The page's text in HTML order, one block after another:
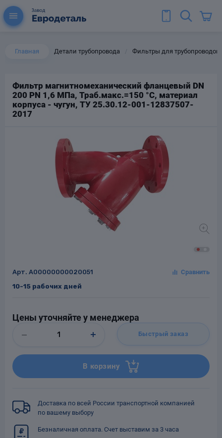
Главная Детали трубопровода Фильтры для трубопроводов
Фильтр магнитномеханический фланцевый DN
200 РN 1,6 МПа, Траб.макс.=150 °С, материал
корпуса - чугун, ТУ 25.30.12-001-12837507-
2017
Арт. A00000000020051
10-15 рабочих дней
Цены уточняйте у менеджера
Быстрый заказ
В корзину
Доставка по всей России транспортной компанией
по вашему выбору
Безналичная оплата. Счет выставим за 3 часа
для труб
Колена для труб
Тройники стальные
для
труб
Заглушки для труб